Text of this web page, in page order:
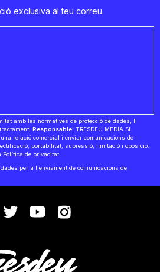
exclusiva al teu correu.
amb les normatives de protecció de dades, li
Responsable: TRESDEU MEDIA SL
relació comercial i enviar comunicacions de
portabilitat, supressió, limitació i oposició.
Política de privacitat
per a l'enviament de comunicacions de